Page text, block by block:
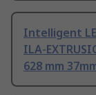
Intelligent
ILA-
628 mm